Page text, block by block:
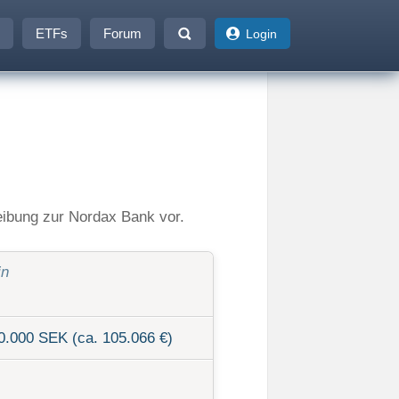
ETFs Forum Login
zur Nordax Bank vor.
SEK (ca. 105.066 €)